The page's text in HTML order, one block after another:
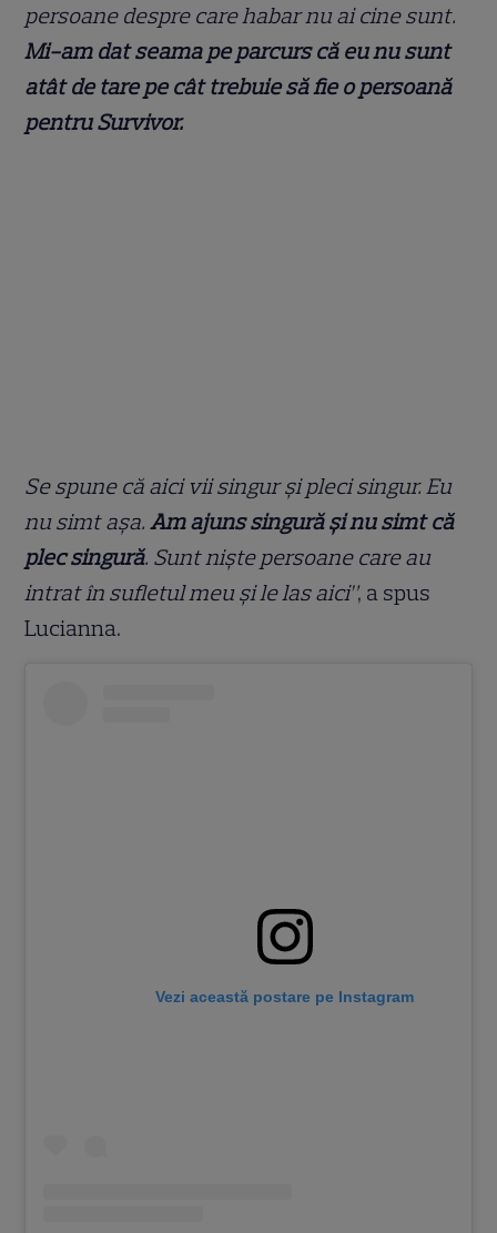
persoane despre care habar nu ai cine sunt.
Mi-am dat seama pe parcurs că eu nu sunt
atât de tare pe cât trebuie să fie o persoană
pentru Survivor.
Se spune că aici vii singur și pleci singur. Eu
nu simt așa.Am ajuns singură și nu simt că
plec singură. Sunt niște persoane care au
intrat în sufletul meu și le las aici”, a spus
Lucianna.
Vezi această postare pe Instagram